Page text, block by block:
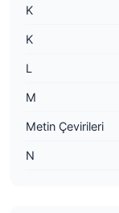
K
K
L
M
Metin Çevirileri
N